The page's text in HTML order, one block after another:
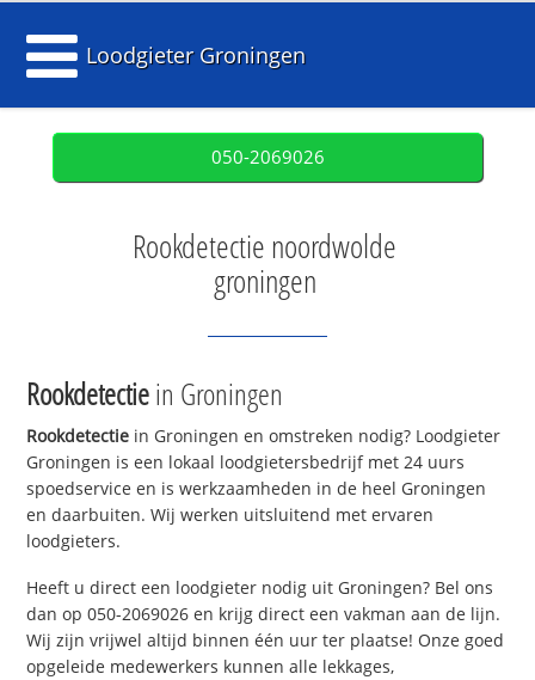
Loodgieter Groningen
050-2069026
Rookdetectie noordwolde
groningen
Rookdetectiein Groningen
Rookdetectie in Groningen en omstreken nodig? Loodgieter
Groningen is een lokaal loodgietersbedrijf met 24 uurs
spoedservice en is werkzaamheden in de heel Groningen
en daarbuiten. Wij werken uitsluitend met ervaren
loodgieters.
Heeft u direct een loodgieter nodig uit Groningen? Bel ons
dan op 050-2069026 en krijg direct een vakman aan de lijn.
Wij zijn vrijwel altijd binnen één uur ter plaatse! Onze goed
opgeleide medewerkers kunnen alle lekkages,